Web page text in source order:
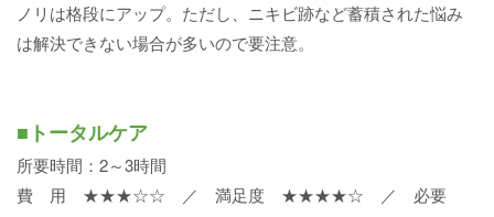
ノリは格段にアップ。ただし、ニキビ跡など蓄積された悩み
は解決できない場合が多いので要注意。
■トータルケア
所要時間：2～3時間
費 用 ★★★☆☆ ／ 満足度 ★★★★☆ ／ 必要